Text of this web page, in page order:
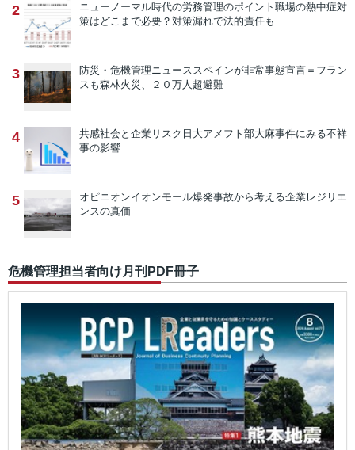
2 ニューノーマル時代の労務管理のポイント 職場の熱中症対
策はどこまで必要？対策漏れで法的責任も
3 防災・危機管理ニューススペインが非常事態宣言＝フラン
スも森林火災、２０万人超避難
4 共感社会と企業リスク 日大アメフト部大麻事件にみる不祥
事の影響
5 オピニオンイオンモール爆発事故から考える企業レジリエ
ンスの真価
危機管理担当者向け月刊PDF冊子